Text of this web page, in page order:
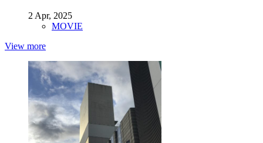
2 Apr, 2025
MOVIE
View more